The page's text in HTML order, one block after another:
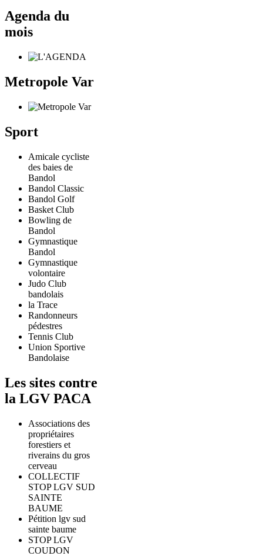
Agenda du
mois
Metropole Var
Sport
Amicale cycliste
des baies de
Bandol
Bandol Classic
Bandol Golf
Basket Club
Bowling de
Bandol
Gymnastique
Bandol
Gymnastique
volontaire
Judo Club
bandolais
la Trace
Randonneurs
pédestres
Tennis Club
Union Sportive
Bandolaise
Les sites contre
la LGV PACA
Associations des
propriétaires
forestiers et
riverains du gros
cerveau
COLLECTIF
STOP LGV SUD
SAINTE
BAUME
Pétition lgv sud
sainte baume
STOP LGV
COUDON